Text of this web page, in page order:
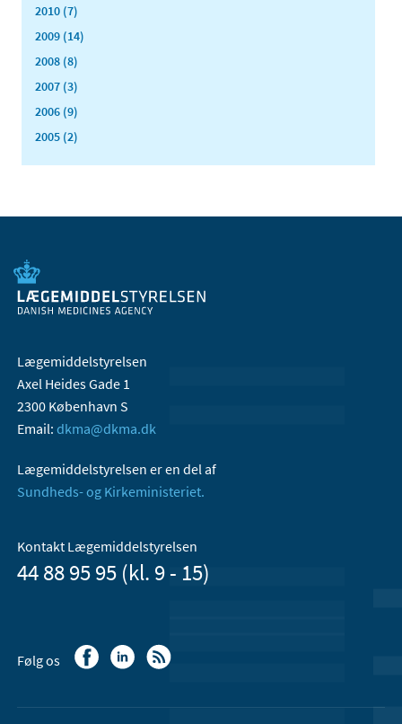
2010 (7)
2009 (14)
2008 (8)
2007 (3)
2006 (9)
2005 (2)
Lægemiddelstyrelsen
Axel Heides Gade 1
2300 København S
Email: dkma@dkma.dk
Lægemiddelstyrelsen er en del af
Sundheds- og Kirkeministeriet.
Kontakt Lægemiddelstyrelsen
44 88 95 95 (kl. 9 - 15)
Følg os